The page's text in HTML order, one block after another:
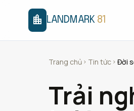
location_city LANDMARK 81
Trang chủ chevron_right Tin tức chevron_right Đời
Trải